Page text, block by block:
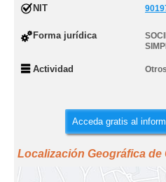
NIT
Forma jurídica
Actividad
Acceda gratis al
Localización Geográfica de